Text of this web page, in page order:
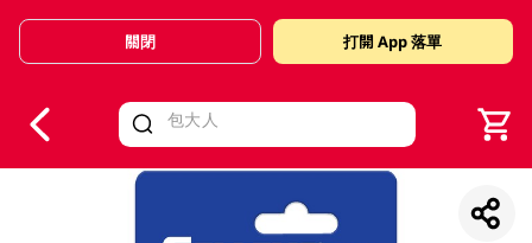
Valid Until 30 June 2026
關閉 打開 App 落單